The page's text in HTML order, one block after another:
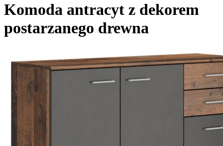
Komoda antracyt z dekorem
postarzanego drewna